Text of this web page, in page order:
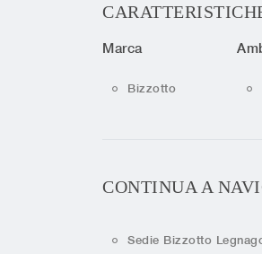
Marca
Bizzotto
CONTINUA A
Sedie Bizzotto